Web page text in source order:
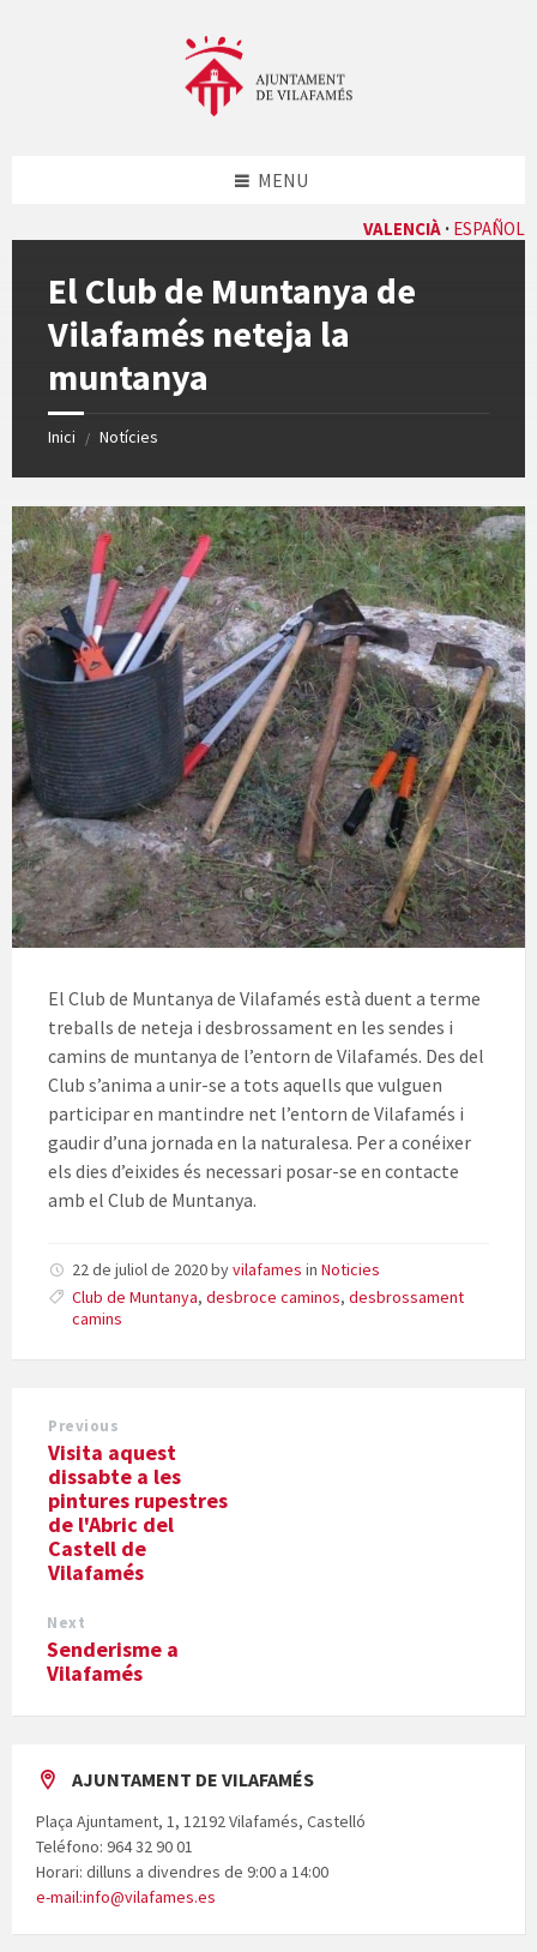
VALENCIÀ ESPAÑOL
MENU
El Club de Muntanya de
Vilafamés neteja la
muntanya
Inici / Notícies
El Club de Muntanya de Vilafamés està duent a terme
treballs de neteja i desbrossament en les sendes i
camins de muntanya de l’entorn de Vilafamés. Des del
Club s’anima a unir-se a tots aquells que vulguen
participar en mantindre net l’entorn de Vilafamés i
gaudir d’una jornada en la naturalesa. Per a conéixer
els dies d’eixides és necessari posar-se en contacte
amb el Club de Muntanya.
22 de juliol de 2020byvilafames in Noticies
Club de Muntanya, desbroce caminos, desbrossament
camins
Previous
Visita aquest
dissabte a les
pintures rupestres
de l'Abric del
Castell de
Vilafamés
Next
Senderisme a
Vilafamés
AJUNTAMENT DE VILAFAMÉS
Plaça Ajuntament, 1, 12192 Vilafamés, Castelló
Teléfono: 964 32 90 01
Horari: dilluns a divendres de 9:00 a 14:00
e-mail:info@vilafames.es